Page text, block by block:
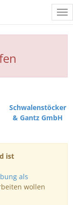
Schwalenstöcker
& Gantz GmbH
ist
als
wollen